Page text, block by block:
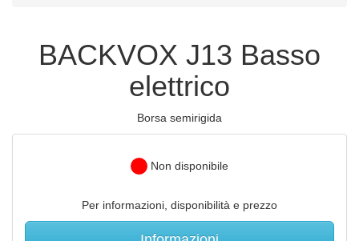
BACKVOX J13 Basso
elettrico
Borsa semirigida
Non disponibile
Per informazioni, disponibilità e prezzo